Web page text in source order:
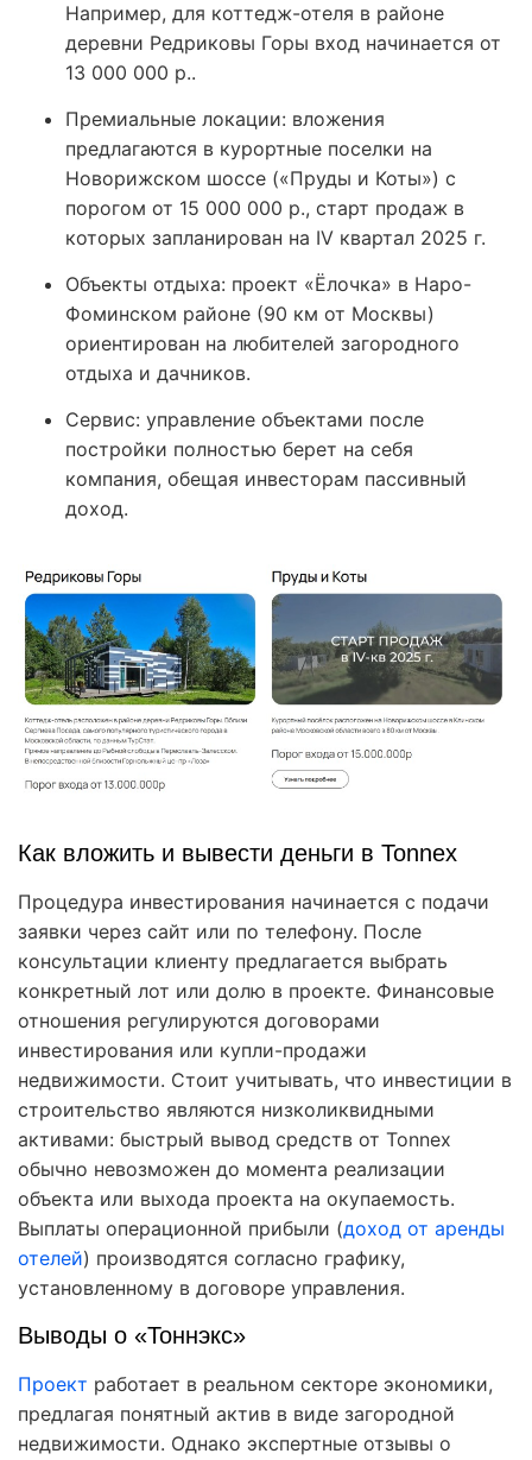
Например, для коттедж-отеля в районе
деревни Редриковы Горы вход начинается от
13 000 000 р..
Премиальные локации: вложения
предлагаются в курортные поселки на
Новорижском шоссе («Пруды и Коты») с
порогом от 15 000 000 р., старт продаж в
которых запланирован на IV квартал 2025 г.
Объекты отдыха: проект «Ёлочка» в Наро-
Фоминском районе (90 км от Москвы)
ориентирован на любителей загородного
отдыха и дачников.
Сервис: управление объектами после
постройки полностью берет на себя
компания, обещая инвесторам пассивный
доход.
Как вложить и вывести деньги в Tonnex
Процедура инвестирования начинается с подачи
заявки через сайт или по телефону. После
консультации клиенту предлагается выбрать
конкретный лот или долю в проекте. Финансовые
отношения регулируются договорами
инвестирования или купли-продажи
недвижимости. Стоит учитывать, что инвестиции в
строительство являются низколиквидными
активами: быстрый вывод средств от Tonnex
обычно невозможен до момента реализации
объекта или выхода проекта на окупаемость.
Выплаты операционной прибыли (доход от аренды
отелей) производятся согласно графику,
установленному в договоре управления.
Выводы о «Тоннэкс»
Проект работает в реальном секторе экономики,
предлагая понятный актив в виде загородной
недвижимости. Однако экспертные отзывы о